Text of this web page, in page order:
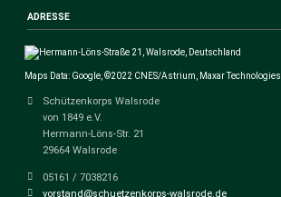
ADRESSE
Maps Data: Google, ©2022 CNES/Astrium, Maxar Technologies
Schützenkorps Walsrode
von 1849 e.V.
Hermann-Löns-Str. 21
29664 Walsrode
05161 / 7038216
vorstand@schuetzenkorps-walsrode.de